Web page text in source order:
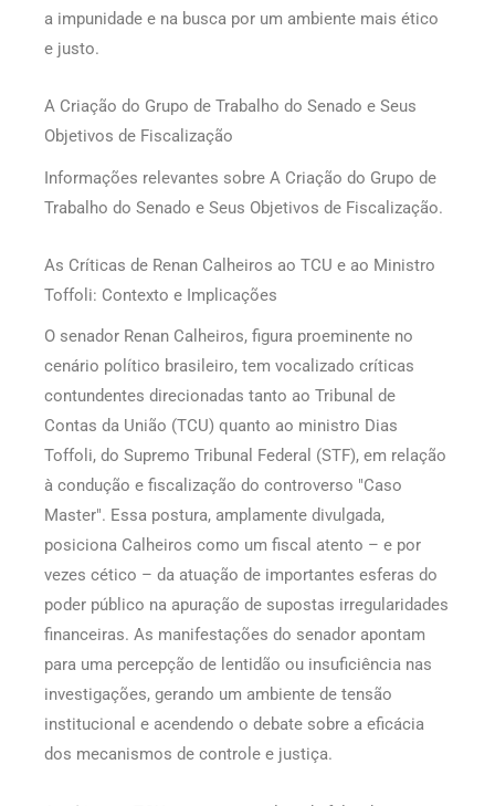
a impunidade e na busca por um ambiente mais ético
e justo.
A Criação do Grupo de Trabalho do Senado e Seus
Objetivos de Fiscalização
Informações relevantes sobre A Criação do Grupo de
Trabalho do Senado e Seus Objetivos de Fiscalização.
As Críticas de Renan Calheiros ao TCU e ao Ministro
Toffoli: Contexto e Implicações
O senador Renan Calheiros, figura proeminente no
cenário político brasileiro, tem vocalizado críticas
contundentes direcionadas tanto ao Tribunal de
Contas da União (TCU) quanto ao ministro Dias
Toffoli, do Supremo Tribunal Federal (STF), em relação
à condução e fiscalização do controverso "Caso
Master". Essa postura, amplamente divulgada,
posiciona Calheiros como um fiscal atento – e por
vezes cético – da atuação de importantes esferas do
poder público na apuração de supostas irregularidades
financeiras. As manifestações do senador apontam
para uma percepção de lentidão ou insuficiência nas
investigações, gerando um ambiente de tensão
institucional e acendendo o debate sobre a eficácia
dos mecanismos de controle e justiça.